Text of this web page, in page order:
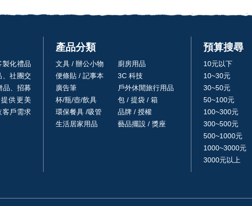
化禮品
、社團交
品、招募
供更美
客戶需求
產品分類
文具 / 辦公小物
便條貼 / 記事本
廣告筆
杯/瓶/壺/飲具
環保餐具 /吸管
生活居家用品
廚房用品
3C 科技
戶外休閒旅行用品
包 / 提袋 / 箱
品牌 / 授權
藝品擺設 / 獎座
預算搜尋
10元以下
10~30元
30~50元
50~100元
100~300元
300~500元
500~1000元
1000~3000元
3000元以上